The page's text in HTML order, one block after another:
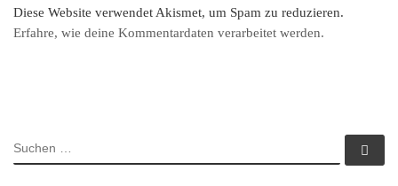
Diese Website verwendet Akismet, um Spam zu reduzieren.
Erfahre, wie deine Kommentardaten verarbeitet werden.
SUCHE